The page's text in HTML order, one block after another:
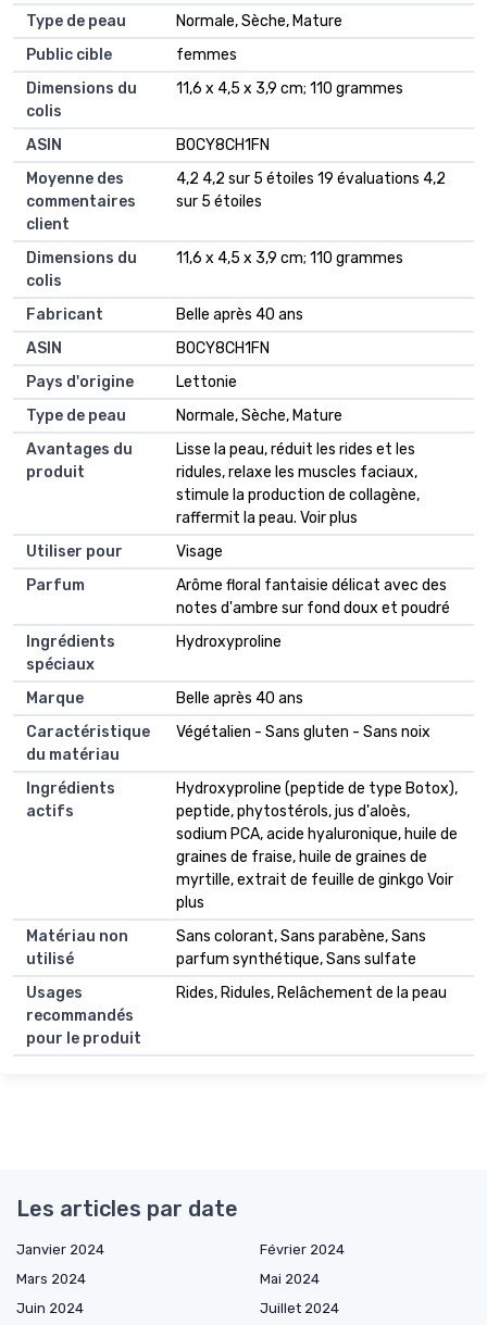
Type de peau
‎Normale, Sèche, Mature
Public cible
‎femmes
Dimensions du
colis
‎11,6 x 4,5 x 3,9 cm; 110 grammes
ASIN
‎B0CY8CH1FN
Moyenne des
commentaires
client
4,2 4,2 sur 5 étoiles 19 évaluations 4,2
sur 5 étoiles
Dimensions du
colis
11,6 x 4,5 x 3,9 cm; 110 grammes
Fabricant
Belle après 40 ans
ASIN
B0CY8CH1FN
Pays d'origine
Lettonie
Type de peau
Normale, Sèche, Mature
Avantages du
produit
Lisse la peau, réduit les rides et les
ridules, relaxe les muscles faciaux,
stimule la production de collagène,
raffermit la peau. Voir plus
Utiliser pour
Visage
Parfum
Arôme floral fantaisie délicat avec des
notes d'ambre sur fond doux et poudré
Ingrédients
spéciaux
Hydroxyproline
Marque
Belle après 40 ans
Caractéristique
du matériau
Végétalien - Sans gluten - Sans noix
Ingrédients
actifs
Hydroxyproline (peptide de type Botox),
peptide, phytostérols, jus d'aloès,
sodium PCA, acide hyaluronique, huile de
graines de fraise, huile de graines de
myrtille, extrait de feuille de ginkgo Voir
plus
Matériau non
utilisé
Sans colorant, Sans parabène, Sans
parfum synthétique, Sans sulfate
Usages
recommandés
pour le produit
Rides, Ridules, Relâchement de la peau
Les articles par date
Janvier 2024
Février 2024
Mars 2024
Mai 2024
Juin 2024
Juillet 2024